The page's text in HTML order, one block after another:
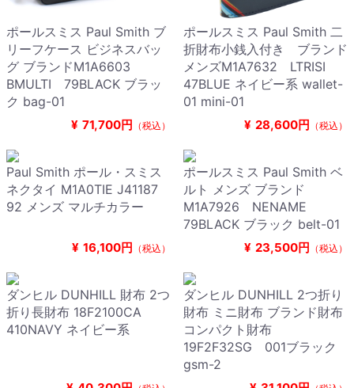
ポールスミス Paul Smith ブ
リーフケース ビジネスバッ
グ ブランドM1A6603
BMULTI 79BLACK ブラッ
ク bag-01
¥ 71,700円 （税込）
ポールスミス Paul Smith 二
折財布小銭入付き ブランド
メンズM1A7632 LTRISI
47BLUE ネイビー系 wallet-
01 mini-01
¥ 28,600円 （税込）
Paul Smith ポール・スミス
ネクタイ M1A0TIE J41187
92 メンズ マルチカラー
¥ 16,100円 （税込）
ポールスミス Paul Smith ベ
ルト メンズ ブランド
M1A7926 NENAME
79BLACK ブラック belt-01
¥ 23,500円 （税込）
ダンヒル DUNHILL 財布 2つ
折り長財布 18F2100CA
410NAVY ネイビー系
ダンヒル DUNHILL 2つ折り
財布 ミニ財布 ブランド財布
コンパクト財布
19F2F32SG 001ブラック
gsm-2